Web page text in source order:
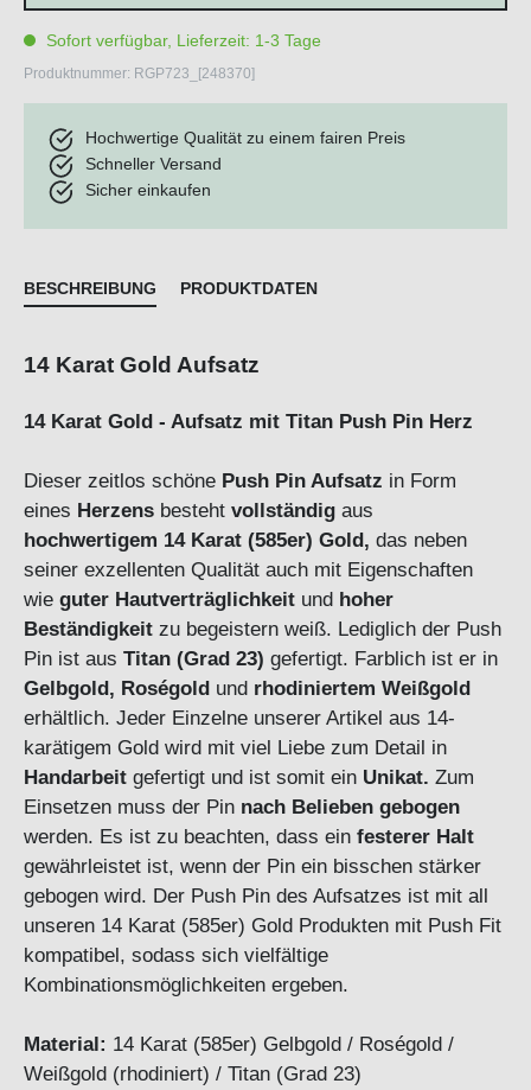
Sofort verfügbar, Lieferzeit: 1-3 Tage
Produktnummer: RGP723_[248370]
Hochwertige Qualität zu einem fairen Preis
Schneller Versand
Sicher einkaufen
BESCHREIBUNG PRODUKTDATEN
14 Karat Gold Aufsatz
14 Karat Gold - Aufsatz mit Titan Push Pin Herz
Dieser zeitlos schöne Push Pin Aufsatz in Form
eines Herzens besteht vollständig aus
hochwertigem 14 Karat (585er) Gold, das neben
seiner exzellenten Qualität auch mit Eigenschaften
wie guter Hautverträglichkeit und hoher
Beständigkeit zu begeistern weiß. Lediglich der Push
Pin ist aus Titan (Grad 23) gefertigt. Farblich ist er in
Gelbgold, Roségold und rhodiniertem Weißgold
erhältlich. Jeder Einzelne unserer Artikel aus 14-
karätigem Gold wird mit viel Liebe zum Detail in
Handarbeit gefertigt und ist somit ein Unikat. Zum
Einsetzen muss der Pin nach Belieben gebogen
werden. Es ist zu beachten, dass ein festerer Halt
gewährleistet ist, wenn der Pin ein bisschen stärker
gebogen wird. Der Push Pin des Aufsatzes ist mit all
unseren 14 Karat (585er) Gold Produkten mit Push Fit
kompatibel, sodass sich vielfältige
Kombinationsmöglichkeiten ergeben.
Material: 14 Karat (585er) Gelbgold / Roségold /
Weißgold (rhodiniert) / Titan (Grad 23)